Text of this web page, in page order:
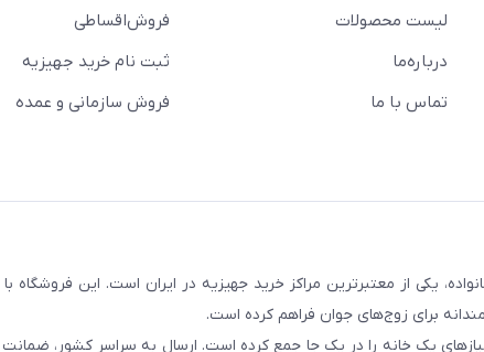
لیست محصولات
درباره‌ما
تماس با ما
فروش‌اقساطی
ثبت نام خرید جهیزیه
فروش سازمانی و عمده
و اعتماد بیش از ۵۰ هزار خانواده، یکی از معتبرترین مراکز خرید جهیزیه در ایران است. این
برای زوج‌های جوان فراهم کرده است.
یک خانه را در یک جا جمع کرده است. ارسال به سراسر کشور، ضمانت